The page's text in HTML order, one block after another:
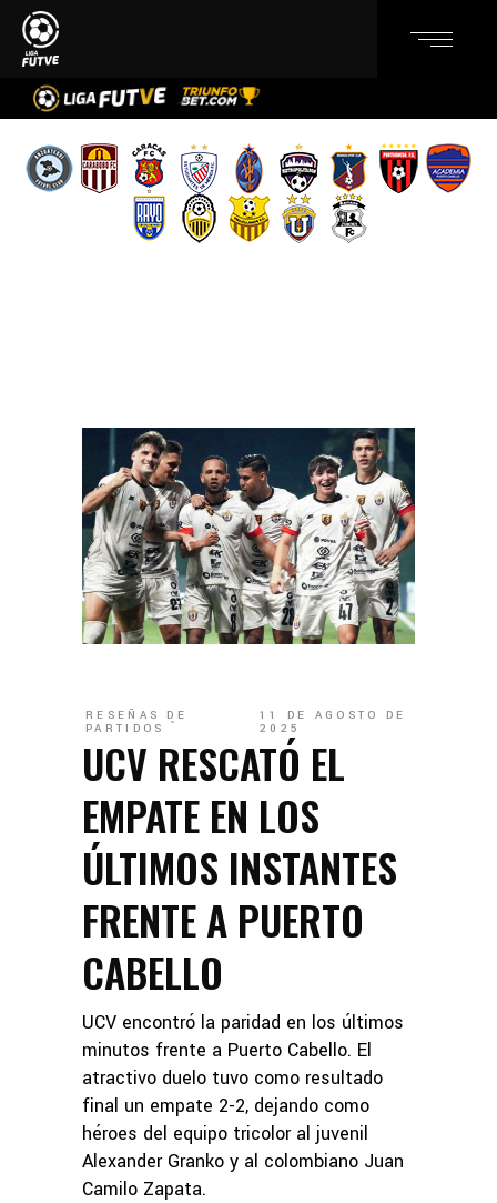
RESEÑAS DE
PARTIDOS
11 DE AGOSTO DE
2025
UCV RESCATÓ EL
EMPATE EN LOS
ÚLTIMOS INSTANTES
FRENTE A PUERTO
CABELLO
UCV encontró la paridad en los últimos
minutos frente a Puerto Cabello. El
atractivo duelo tuvo como resultado
final un empate 2-2, dejando como
héroes del equipo tricolor al juvenil
Alexander Granko y al colombiano Juan
Camilo Zapata.